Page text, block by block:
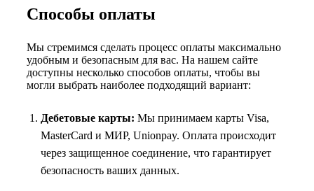
Способы оплаты
Мы стремимся сделать процесс оплаты максимально
удобным и безопасным для вас. На нашем сайте
доступны несколько способов оплаты, чтобы вы
могли выбрать наиболее подходящий вариант:
Дебетовые карты: Мы принимаем карты Visa,
MasterCard и МИР, Unionpay. Оплата происходит
через защищенное соединение, что гарантирует
безопасность ваших данных.